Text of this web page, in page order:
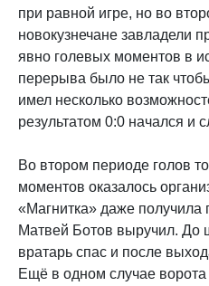
при равной игре, но во
новокузнечане завладели
явно голевых моментов в
перерыва было не так
имел несколько
результатом 0:0 начался и
Во втором периоде голов
моментов оказалось
«Магнитка» даже получила
Матвей Ботов выручил. До
вратарь спас и после
Ещё в одном случае